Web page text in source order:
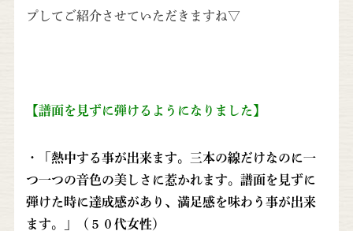
プしてご紹介させていただきますね▽
【譜面を見ずに弾けるようになりました】
・「熱中する事が出来ます。三本の線だけなのに一
つ一つの音色の美しさに惹かれます。譜面を見ずに
弾けた時に達成感があり、満足感を味わう事が出来
ます。」（５０代女性）